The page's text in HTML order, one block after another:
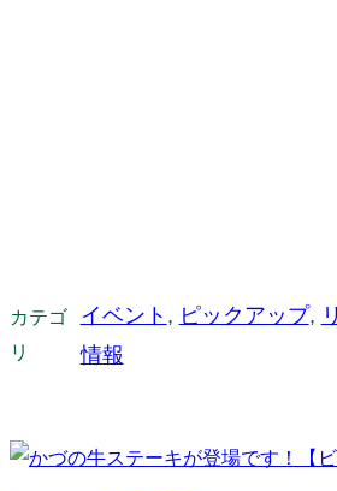
カテゴ
リ
イベント , ピックアップ,
情報